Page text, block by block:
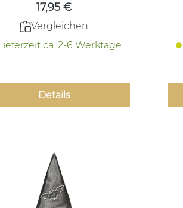
17,95 €
Vergleichen
ca. 2-6 Werktage
Details